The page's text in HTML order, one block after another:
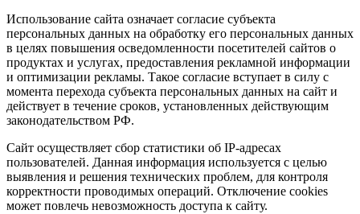
Использование сайта означает согласие субъекта
персональных данных на обработку его персональных данных
в целях повышения осведомленности посетителей сайтов о
продуктах и услугах, предоставления рекламной информации
и оптимизации рекламы. Такое согласие вступает в силу с
момента перехода субъекта персональных данных на сайт и
действует в течение сроков, установленных действующим
законодательством РФ.
Сайт осуществляет сбор статистики об IP-адресах
пользователей. Данная информация используется с целью
выявления и решения технических проблем, для контроля
корректности проводимых операций. Отключение cookies
может повлечь невозможность доступа к сайту.